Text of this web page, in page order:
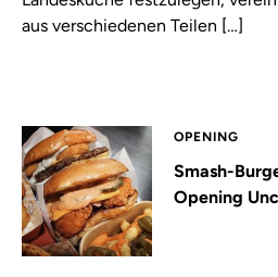
aus verschiedenen Teilen […]
OPENING
Smash-
Opening